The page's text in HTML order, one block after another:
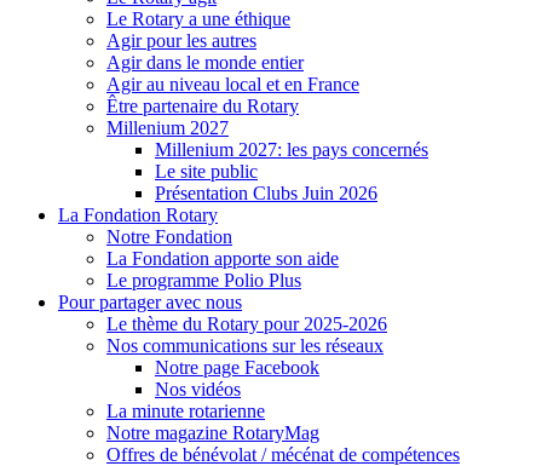
Le Rotary a une éthique
Agir pour les autres
Agir dans le monde entier
Agir au niveau local et en France
Être partenaire du Rotary
Millenium 2027
Millenium 2027: les pays concernés
Le site public
Présentation Clubs Juin 2026
La Fondation Rotary
Notre Fondation
La Fondation apporte son aide
Le programme Polio Plus
Pour partager avec nous
Le thème du Rotary pour 2025-2026
Nos communications sur les réseaux
Notre page Facebook
Nos vidéos
La minute rotarienne
Notre magazine RotaryMag
Offres de bénévolat / mécénat de compétences